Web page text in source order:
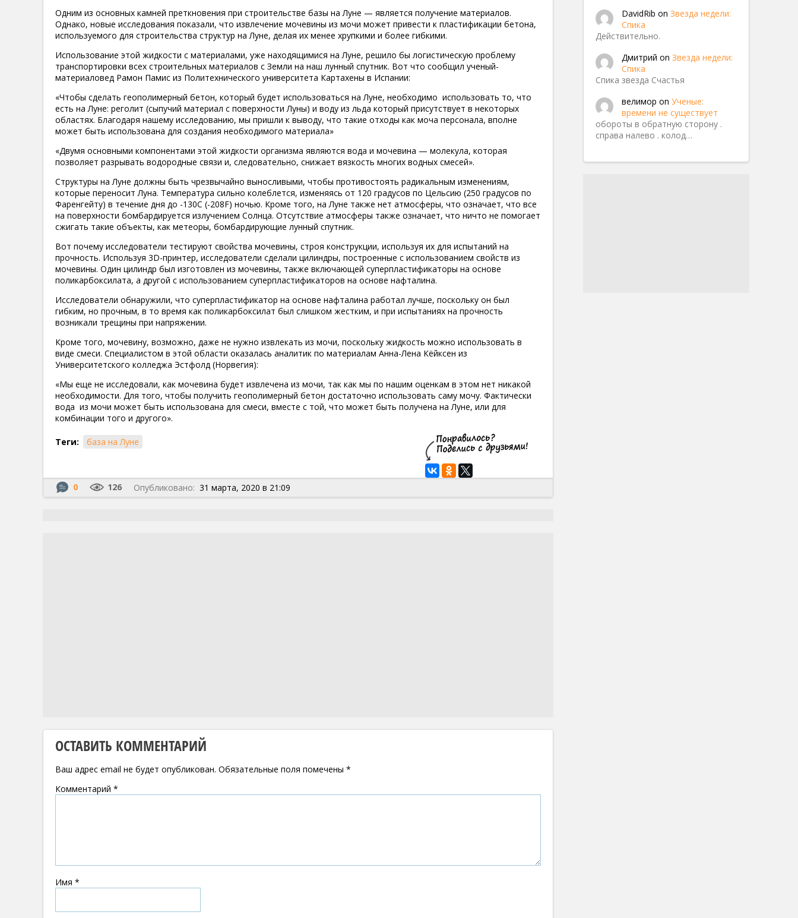
Одним из основных камней преткновения при строительстве базы на Луне — является получение материалов.
Однако, новые исследования показали, что извлечение мочевины из мочи может привести к пластификации бетона,
используемого для строительства структур на Луне, делая их менее хрупкими и более гибкими.
Использование этой жидкости с материалами, уже находящимися на Луне, решило бы логистическую проблему
транспортировки всех строительных материалов с Земли на наш лунный спутник. Вот что сообщил ученый-
материаловед Рамон Памис из Политехнического университета Картахены в Испании:
«Чтобы сделать геополимерный бетон, который будет использоваться на Луне, необходимо использовать то, что
есть на Луне: реголит (сыпучий материал с поверхности Луны) и воду из льда который присутствует в некоторых
областях. Благодаря нашему исследованию, мы пришли к выводу, что такие отходы как моча персонала, вполне
может быть использована для создания необходимого материала»
«Двумя основными компонентами этой жидкости организма являются вода и мочевина — молекула, которая
позволяет разрывать водородные связи и, следовательно, снижает вязкость многих водных смесей».
Структуры на Луне должны быть чрезвычайно выносливыми, чтобы противостоять радикальным изменениям,
которые переносит Луна. Температура сильно колеблется, изменяясь от 120 градусов по Цельсию (250 градусов по
Фаренгейту) в течение дня до -130C (-208F) ночью. Кроме того, на Луне также нет атмосферы, что означает, что все
на поверхности бомбардируется излучением Солнца. Отсутствие атмосферы также означает, что ничто не помогает
сжигать такие объекты, как метеоры, бомбардирующие лунный спутник.
Вот почему исследователи тестируют свойства мочевины, строя конструкции, используя их для испытаний на
прочность. Используя 3D-принтер, исследователи сделали цилиндры, построенные с использованием свойств из
мочевины. Один цилиндр был изготовлен из мочевины, также включающей суперпластификаторы на основе
поликарбоксилата, а другой с использованием суперпластификаторов на основе нафталина.
Исследователи обнаружили, что суперпластификатор на основе нафталина работал лучше, поскольку он был
гибким, но прочным, в то время как поликарбоксилат был слишком жестким, и при испытаниях на прочность
возникали трещины при напряжении.
Кроме того, мочевину, возможно, даже не нужно извлекать из мочи, поскольку жидкость можно использовать в
виде смеси. Специалистом в этой области оказалась аналитик по материалам Анна-Лена Кёйксен из
Университетского колледжа Эстфолд (Норвегия):
«Мы еще не исследовали, как мочевина будет извлечена из мочи, так как мы по нашим оценкам в этом нет никакой
необходимости. Для того, чтобы получить геополимерный бетон достаточно использовать саму мочу. Фактически
вода из мочи может быть использована для смеси, вместе с той, что может быть получена на Луне, или для
комбинации того и другого».
Теги: база на Луне
0 126 Опубликовано: 31 марта, 2020 в 21:09
ОСТАВИТЬ КОММЕНТАРИЙ
Ваш адрес email не будет опубликован. Обязательные поля помечены *
Комментарий *
Имя *
DavidRib on Звезда недели:
Спика
Действительно.
Дмитрий on Звезда недели:
Спика
Спика звезда Счастья
велимор on Ученые:
времени не существует
обороты в обратную сторону .
справа налево . колод…